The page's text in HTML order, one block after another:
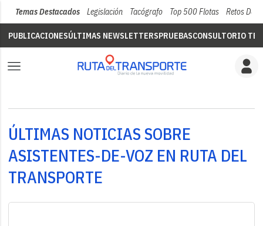
Temas Destacados Legislación Tacógrafo Top 500 Flotas Retos Del
PUBLICACIONESÚLTIMAS NEWSLETTERSPRUEBASCONSULTORIO
ÚLTIMAS NOTICIAS SOBRE
ASISTENTES-DE-VOZ EN RUTA DEL
TRANSPORTE